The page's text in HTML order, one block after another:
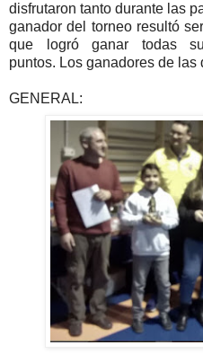
disfrutaron tanto durante las
ganador del torneo resultó
que logró ganar todas
puntos. Los ganadores de las
GENERAL: